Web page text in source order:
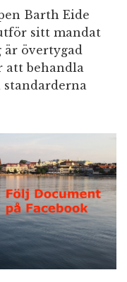
Barth Eide
sitt mandat
är övertygad
att behandla
standarderna